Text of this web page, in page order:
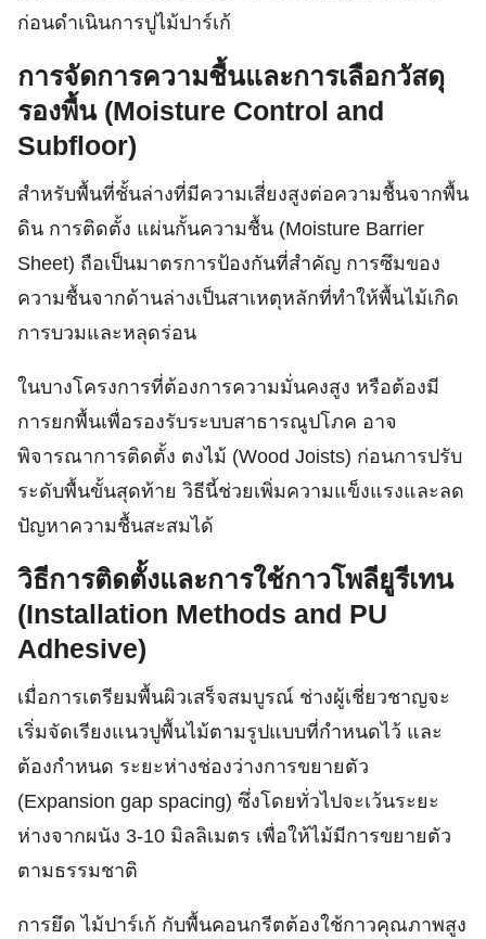
ก่อนดำเนินการปูไม้ปาร์เก้
การจัดการความชื้นและการเลือกวัสดุ
รองพื้น (Moisture Control and
Subfloor)
สำหรับพื้นที่ชั้นล่างที่มีความเสี่ยงสูงต่อความชื้นจากพื้น
ดิน การติดตั้ง แผ่นกั้นความชื้น (Moisture Barrier
Sheet) ถือเป็นมาตรการป้องกันที่สำคัญ การซึมของ
ความชื้นจากด้านล่างเป็นสาเหตุหลักที่ทำให้พื้นไม้เกิด
การบวมและหลุดร่อน
ในบางโครงการที่ต้องการความมั่นคงสูง หรือต้องมี
การยกพื้นเพื่อรองรับระบบสาธารณูปโภค อาจ
พิจารณาการติดตั้ง ตงไม้ (Wood Joists) ก่อนการปรับ
ระดับพื้นขั้นสุดท้าย วิธีนี้ช่วยเพิ่มความแข็งแรงและลด
ปัญหาความชื้นสะสมได้
วิธีการติดตั้งและการใช้กาวโพลียูรีเทน
(Installation Methods and PU
Adhesive)
เมื่อการเตรียมพื้นผิวเสร็จสมบูรณ์ ช่างผู้เชี่ยวชาญจะ
เริ่มจัดเรียงแนวปูพื้นไม้ตามรูปแบบที่กำหนดไว้ และ
ต้องกำหนด ระยะห่างช่องว่างการขยายตัว
(Expansion gap spacing) ซึ่งโดยทั่วไปจะเว้นระยะ
ห่างจากผนัง 3-10 มิลลิเมตร เพื่อให้ไม้มีการขยายตัว
ตามธรรมชาติ
การยึด ไม้ปาร์เก้ กับพื้นคอนกรีตต้องใช้กาวคุณภาพสูง